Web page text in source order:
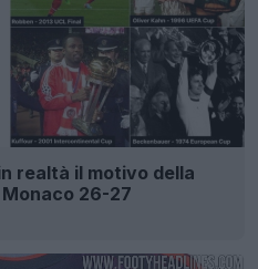
realtà il motivo della
26-27